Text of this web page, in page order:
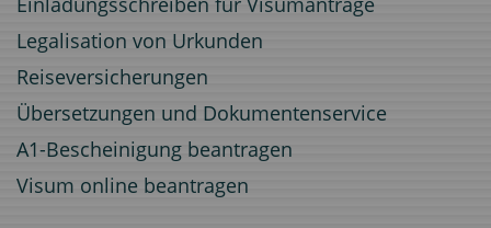
Legalisation von Urkunden
Reiseversicherungen
Übersetzungen und Dokumentenservice
A1-Bescheinigung beantragen
Visum online beantragen